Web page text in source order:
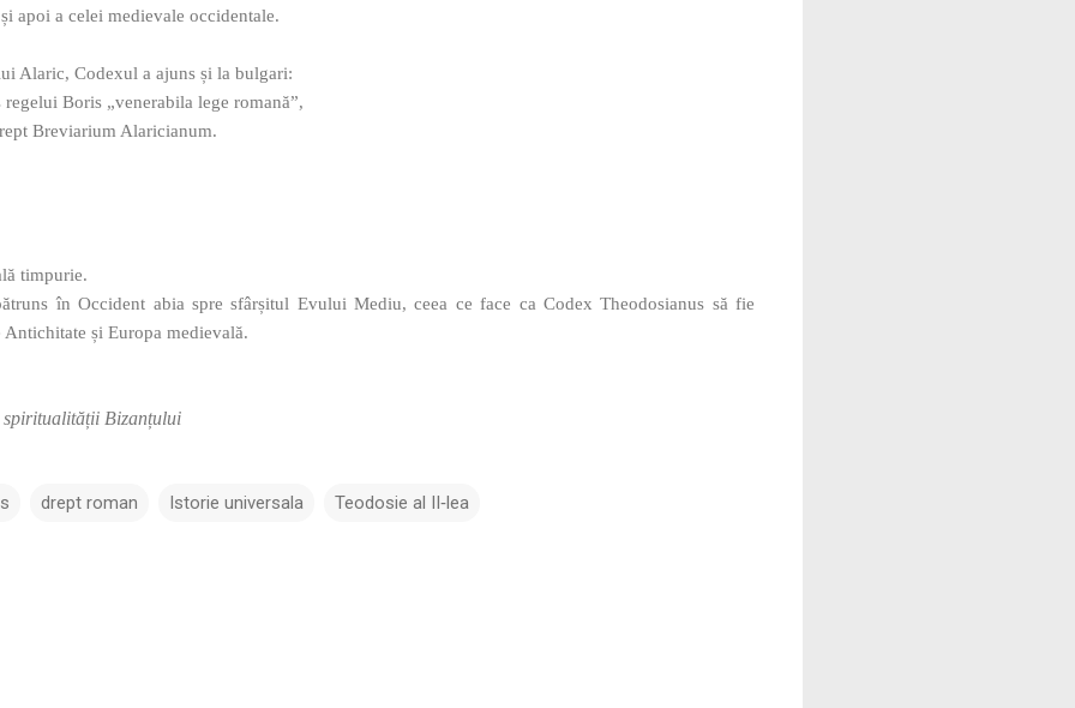
apoi a celei medievale occidentale.
Alaric, Codexul a ajuns și la bulgari:
Boris „venerabila lege romană”,
Breviarium Alaricianum.
timpurie.
în Occident abia spre sfârșitul Evului Mediu, ceea ce face ca Codex Theodosianus să fie
și Europa medievală.
spiritualității Bizanțului
drept roman Istorie universala Teodosie al II‑lea